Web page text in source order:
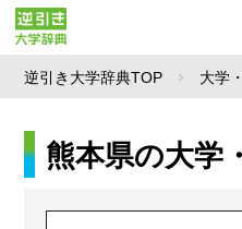
逆引き大学辞典TOP 大学
熊本県の大学